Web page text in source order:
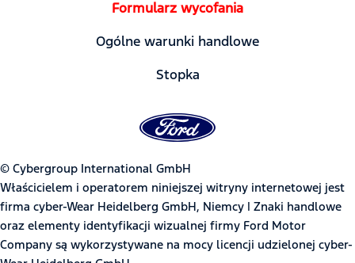
Formularz wycofania
Ogólne warunki handlowe
Stopka
© Cybergroup International GmbH
Właścicielem i operatorem niniejszej witryny internetowej jest
firma cyber-Wear Heidelberg GmbH, Niemcy | Znaki handlowe
oraz elementy identyfikacji wizualnej firmy Ford Motor
Company są wykorzystywane na mocy licencji udzielonej cyber-